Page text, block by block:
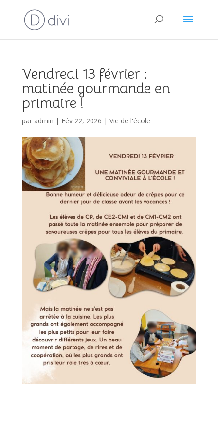
Vendredi 13 février :
matinée gourmande en
primaire !
par admin | Fév 22, 2026 | Vie de l'école